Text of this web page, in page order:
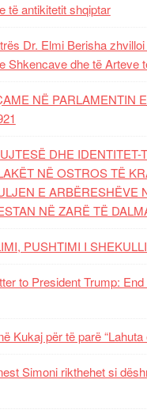
të antikitetit shqiptar
Dr. Elmi Berisha
Shkencave dhe të Arteve
NË PARLAMENTIN
DHE IDENTITET-
NË OSTROS TË
E ARBËRESHËVE
NË ZARË TË
PUSHTIMI I
to President Trump:
Kukaj për të parë “Lahuta
Simoni rikthehet si